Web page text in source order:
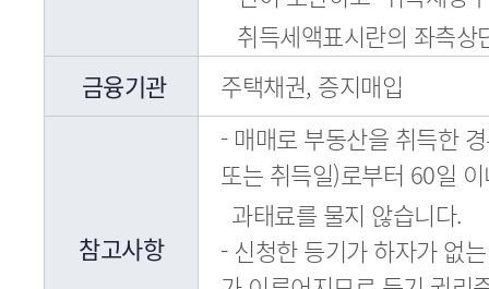
취득세액표시란의 좌측상
금융기관
주택채권, 증지매입
참고사항
- 매매로 부동산을 취득한
또는 취득일)로부터 60일
과태료를 물지 않습니다.
- 신청한 등기가 하자가 없